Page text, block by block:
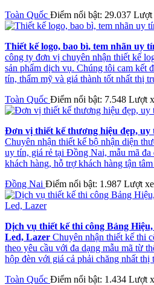
Toàn Quốc Điểm nổi bật: 29.037 Lượt
Thiết kế logo, bao bì, tem nhãn uy
công ty đơn vị chuyên nhận thiết kế
sản phẩm dịch vụ. Chúng tôi cam kết
tín, thẩm mỹ và giá thành tốt nhất thị
Toàn Quốc Điểm nổi bật: 7.548 Lượt
Đơn vị thiết kế thương hiệu đẹp,
Chuyên nhận thiết kế bộ nhận diện
uy tín, giá rẻ tại Đồng Nai, mẫu mã đa
khách hàng, hỗ trợ khách hàng tận
Đồng Nai Điểm nổi bật: 1.987 Lượt
Dịch vụ thiết kế thi công Bảng
Led, Lazer Chuyên nhận thiết kế thi
theo yêu cầu với đa dạng mẫu mã từ
hộp đèn với giá cả phải chăng nhất thị
Toàn Quốc Điểm nổi bật: 1.434 Lượt